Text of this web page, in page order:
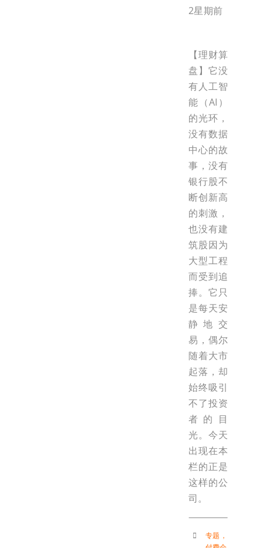
2星期前
【理财算
盘】它没
有人工智
能（AI）
的光环，
没有数据
中心的故
事，没有
银行股不
断创新高
的刺激，
也没有建
筑股因为
大型工程
而受到追
捧。它只
是每天安
静地交
易，偶尔
随着大市
起落，却
始终吸引
不了投资
者的目
光。今天
出现在本
栏的正是
这样的公
司。
专题 ，